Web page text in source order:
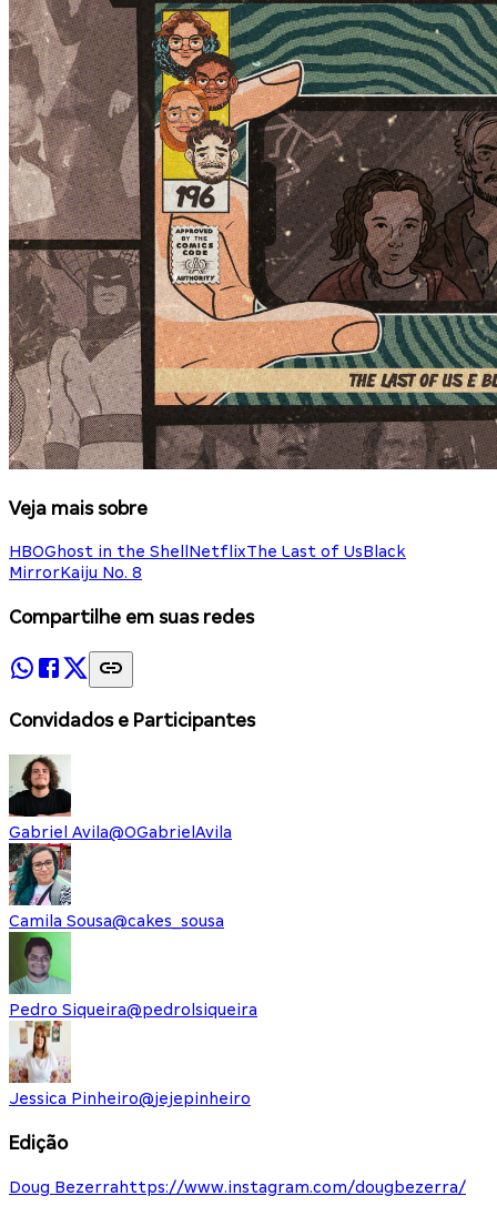
Veja mais sobre
HBOGhost in the Shell NetflixThe Last of UsBlack
MirrorKaiju No. 8
Compartilhe em suas redes
Convidados e Participantes
Gabriel Avila@OGabrielAvila
Camila Sousa@cakes_sousa
Pedro Siqueira@pedrolsiqueira
Jessica Pinheiro@jejepinheiro
Edição
Doug Bezerra https://www.instagram.com/dougbezerra/